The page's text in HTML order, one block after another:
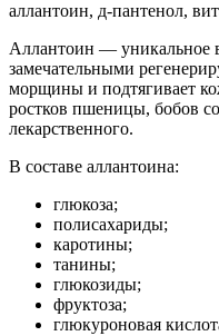
аллантоин, д-пантенол,
Аллантоин — уникальное
замечательными
морщины и подтягивает
ростков пшеницы, бобов
лекарственного.
В составе аллантоина:
глюкоза;
полисахариды;
каротины;
танины;
глюкозиды;
фруктоза;
глюкуроновая